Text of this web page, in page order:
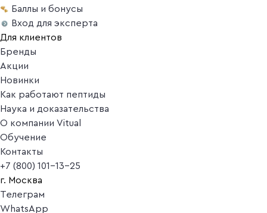
Баллы и бонусы
Вход для эксперта
Для клиентов
Бренды
Акции
Новинки
Как работают пептиды
Наука и доказательства
О компании Vitual
Обучение
Контакты
+7 (800) 101-13-25
г. Москва
Телеграм
WhatsApp